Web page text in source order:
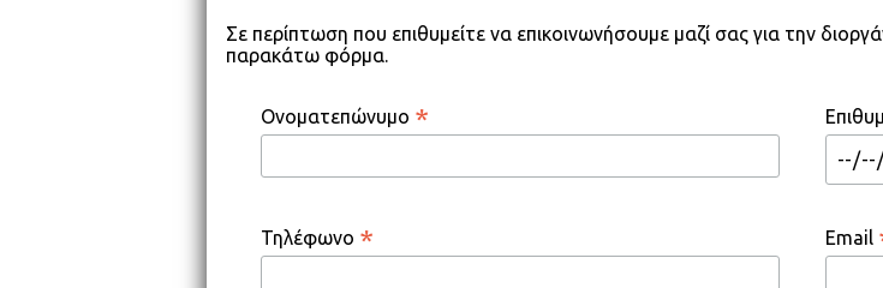
Σε περίπτωση που επιθυμείτε να επικοινωνήσουμε μαζί σας για την
παρακάτω φόρμα.
Ονοματεπώνυμο *
Τηλέφωνο * Email